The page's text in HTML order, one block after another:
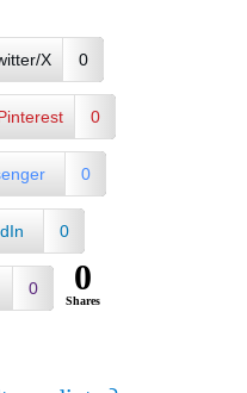
X 0
0
0
0
0 0
Shares